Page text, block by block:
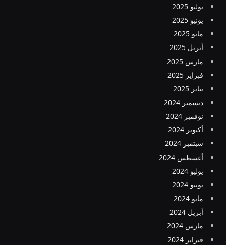
يوليو 2025
يونيو 2025
مايو 2025
أبريل 2025
مارس 2025
فبراير 2025
يناير 2025
ديسمبر 2024
نوفمبر 2024
أكتوبر 2024
سبتمبر 2024
أغسطس 2024
يوليو 2024
يونيو 2024
مايو 2024
أبريل 2024
مارس 2024
فبراير 2024